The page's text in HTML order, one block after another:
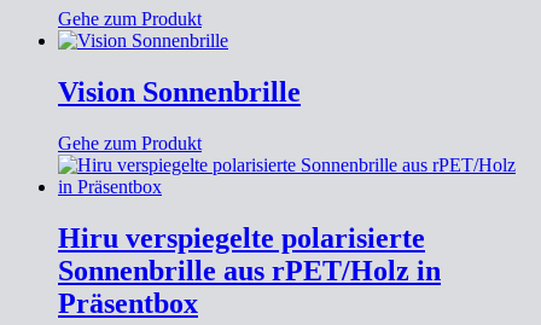
Gehe zum Produkt
Vision Sonnenbrille
Gehe zum Produkt
Hiru verspiegelte polarisierte
Sonnenbrille aus rPET/Holz in
Präsentbox